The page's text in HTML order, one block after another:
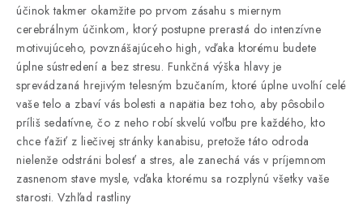
účinok takmer okamžite po prvom zásahu s miernym
cerebrálnym účinkom, ktorý postupne prerastá do intenzívne
motivujúceho, povznášajúceho high, vďaka ktorému budete
úplne sústredení a bez stresu. Funkčná výška hlavy je
sprevádzaná hrejivým telesným bzučaním, ktoré úplne uvoľní celé
vaše telo a zbaví vás bolesti a napätia bez toho, aby pôsobilo
príliš sedatívne, čo z neho robí skvelú voľbu pre každého, kto
chce ťažiť z liečivej stránky kanabisu, pretože táto odroda
nielenže odstráni bolesť a stres, ale zanechá vás v príjemnom
zasnenom stave mysle, vďaka ktorému sa rozplynú všetky vaše
starosti. Vzhľad rastliny